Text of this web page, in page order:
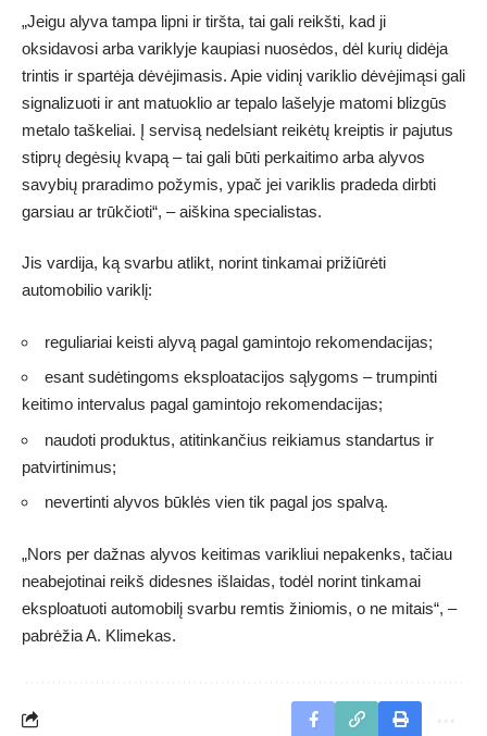
„Jeigu alyva tampa lipni ir tiršta, tai gali reikšti, kad ji
oksidavosi arba variklyje kaupiasi nuosėdos, dėl kurių didėja
trintis ir spartėja dėvėjimasis. Apie vidinį variklio dėvėjimąsi gali
signalizuoti ir ant matuoklio ar tepalo lašelyje matomi blizgūs
metalo taškeliai. Į servisą nedelsiant reikėtų kreiptis ir pajutus
stiprų degėsių kvapą – tai gali būti perkaitimo arba alyvos
savybių praradimo požymis, ypač jei variklis pradeda dirbti
garsiau ar trūkčioti“, – aiškina specialistas.
Jis vardija, ką svarbu atlikt, norint tinkamai prižiūrėti
automobilio variklį:
reguliariai keisti alyvą pagal gamintojo rekomendacijas;
esant sudėtingoms eksploatacijos sąlygoms – trumpinti
keitimo intervalus pagal gamintojo rekomendacijas;
naudoti produktus, atitinkančius reikiamus standartus ir
patvirtinimus;
nevertinti alyvos būklės vien tik pagal jos spalvą.
„Nors per dažnas alyvos keitimas varikliui nepakenks, tačiau
neabejotinai reikš didesnes išlaidas, todėl norint tinkamai
eksploatuoti automobilį svarbu remtis žiniomis, o ne mitais“, –
pabrėžia A. Klimekas.